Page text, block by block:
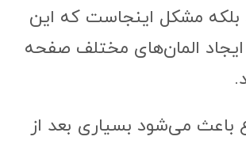
بلکه مشکل اینجاست که این
ایجاد المان‌های مختلف صفحه
می‌شود بسیاری بعد از